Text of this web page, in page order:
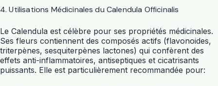
4. Utilisations Médicinales du Calendula Officinalis
Le Calendula est célèbre pour ses propriétés médicinales.
Ses fleurs contiennent des composés actifs (flavonoides,
triterpènes, sesquiterpènes lactones) qui confèrent des
effets anti-inflammatoires, antiseptiques et cicatrisants
puissants. Elle est particulièrement recommandée pour: